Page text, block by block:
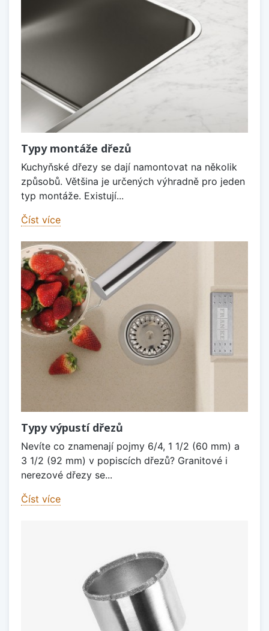
Typy montáže dřezů
Kuchyňské dřezy se dají namontovat na několik
způsobů. Většina je určených výhradně pro jeden
typ montáže. Existují...
Číst více
Typy výpustí dřezů
Nevíte co znamenají pojmy 6/4, 1 1/2 (60 mm) a
3 1/2 (92 mm) v popiscích dřezů? Granitové i
nerezové dřezy se...
Číst více